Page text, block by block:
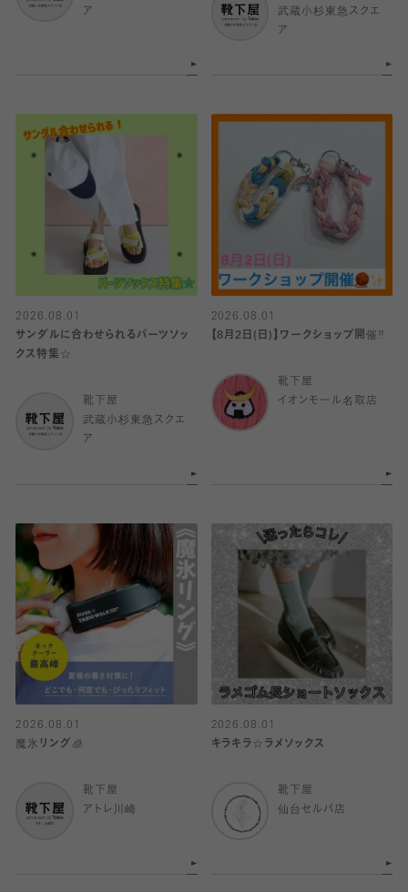
ア
武蔵小杉東急スクエ
ア
2026.08.01
サンダルに合わせられるパーツソッ
クス特集☆
靴下屋
武蔵小杉東急スクエ
ア
2026.08.01
【8月2日(日)】ワークショップ開催‼️
靴下屋
イオンモール名取店
2026.08.01
魔氷リング🧊
靴下屋
アトレ川崎
2026.08.01
キラキラ☆ラメソックス
靴下屋
仙台セルバ店